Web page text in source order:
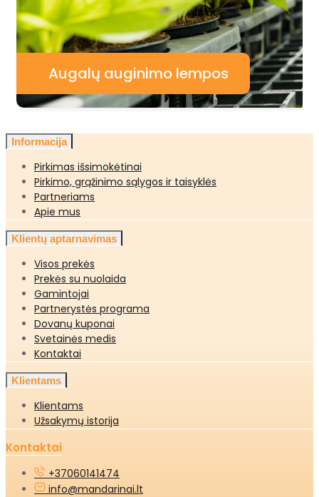
Augalų auginimo lempos
Informacija
Pirkimas išsimokėtinai
Pirkimo, grąžinimo sąlygos ir taisyklės
Partneriams
Apie mus
Klientų aptarnavimas
Visos prekės
Prekės su nuolaida
Gamintojai
Partnerystės programa
Dovanų kuponai
Svetainės medis
Kontaktai
Klientams
Klientams
Užsakymų istorija
Kontaktai
+37060141474
info@mandarinai.lt